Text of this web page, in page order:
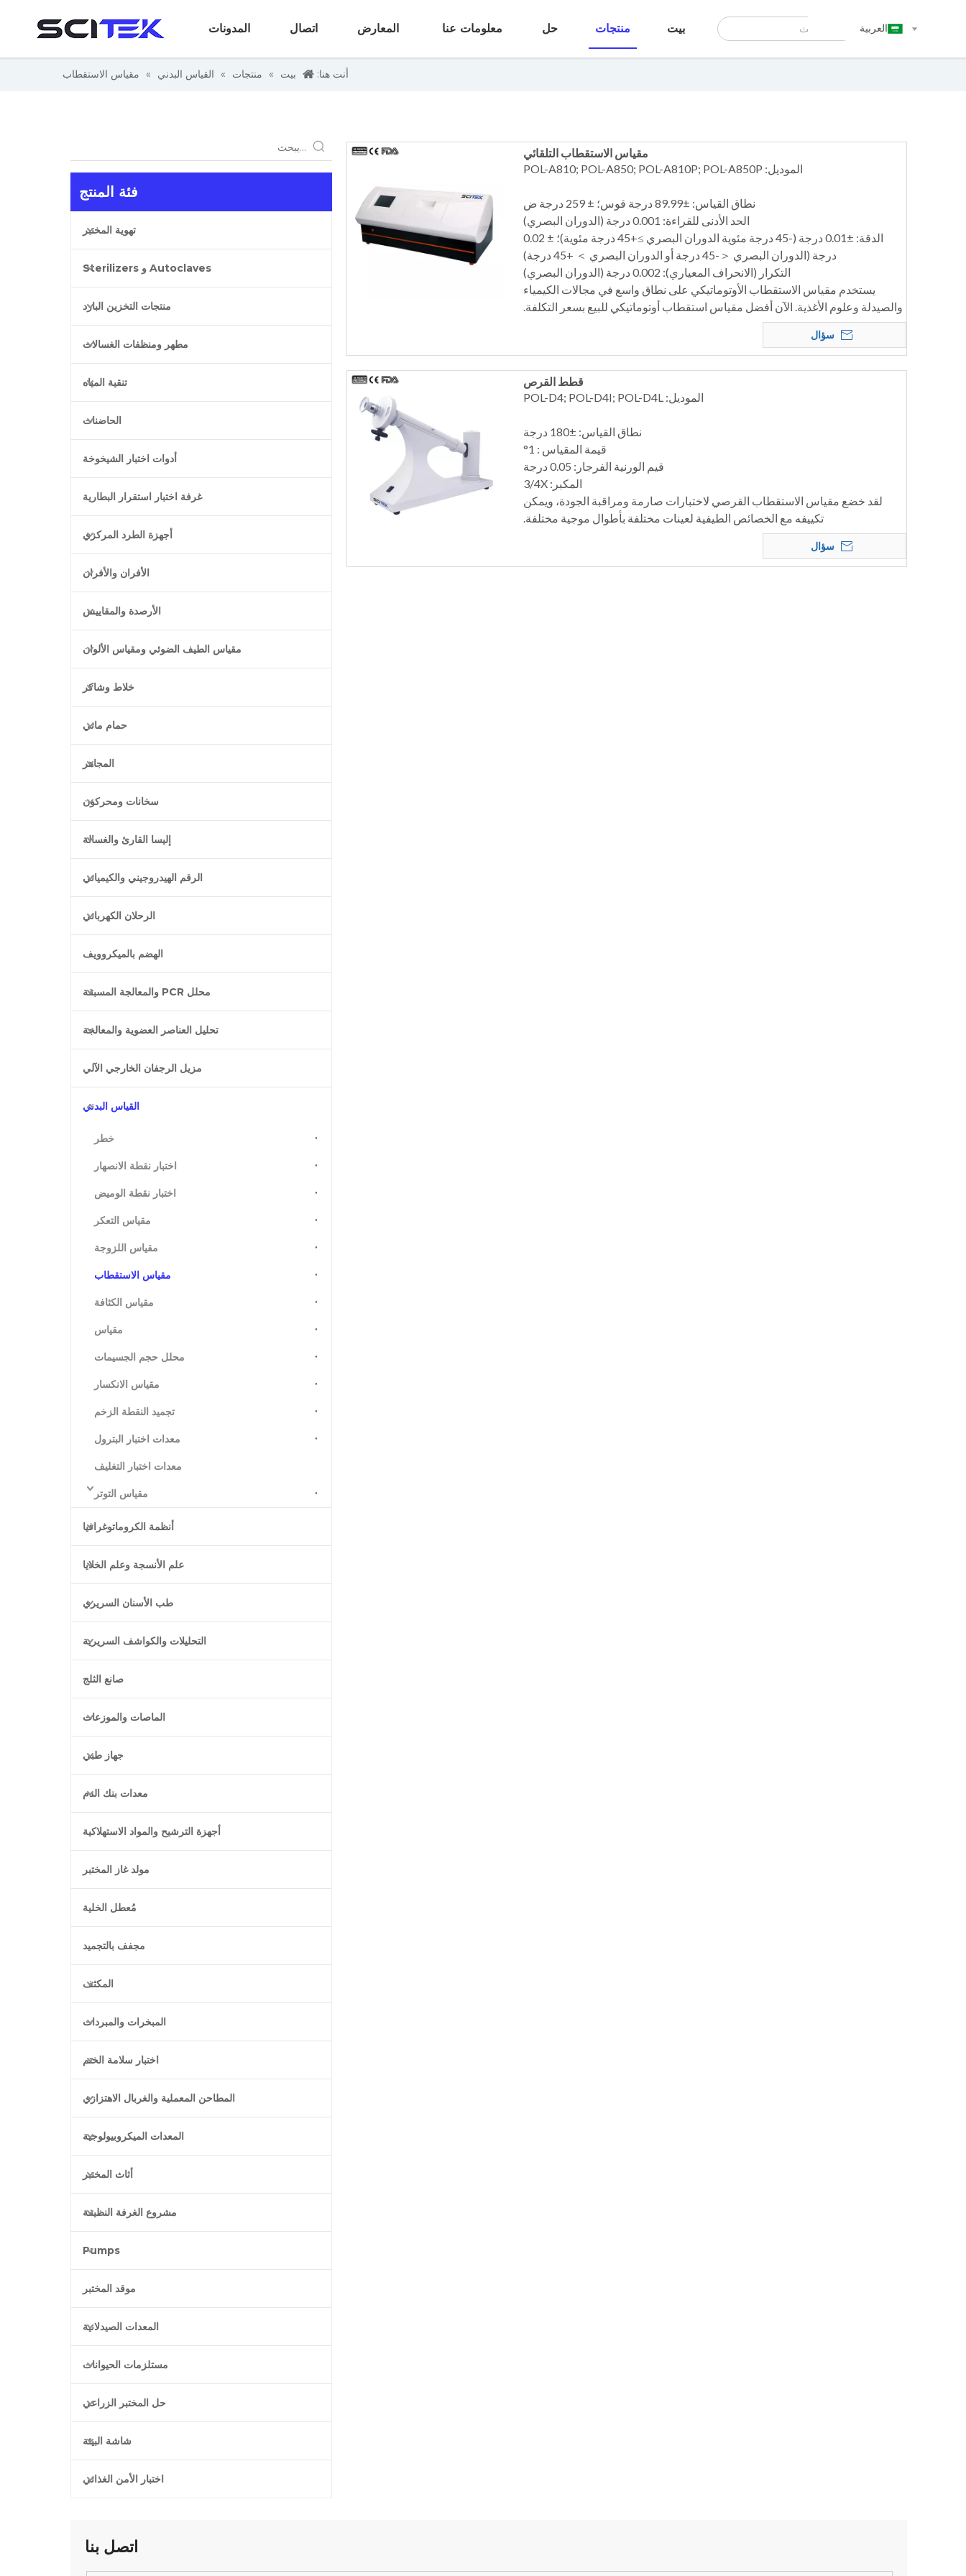
بيت منتجات حل معلومات عنا المعارض اتصال المدونات العربية
أنت هنا: بيت » منتجات » القياس البدني » مقياس الاستقطاب
فئة المنتج
تهوية المختبر
Autoclaves و Sterilizers
منتجات التخزين البارد
مطهر ومنظفات الغسالات
تنقية المياه
الحاضنات
أدوات اختبار الشيخوخة
غرفة اختبار استقرار البطارية
أجهزة الطرد المركزي
الأفران والأفران
الأرصدة والمقاييس
مقياس الطيف الضوئي ومقياس الألوان
خلاط وشاكر
حمام مائي
المجاهر
سخانات ومحركون
إليسا القارئ والغسالة
الرقم الهيدروجيني والكيميائي
الرحلان الكهربائي
الهضم بالميكروويف
محلل PCR والمعالجة المسبقة
تحليل العناصر العضوية والمعالجة
مزيل الرجفان الخارجي الآلي
القياس البدني
خطر
اختبار نقطة الانصهار
اختبار نقطة الوميض
مقياس التعكر
مقياس اللزوجة
مقياس الاستقطاب
مقياس الكثافة
مقياس
محلل حجم الجسيمات
مقياس الانكسار
تجميد النقطة الزخم
معدات اختبار البترول
معدات اختبار التغليف
مقياس التوتر
أنظمة الكروماتوغرافيا
علم الأنسجة وعلم الخلايا
طب الأسنان السريري
التحليلات والكواشف السريرية
صانع الثلج
الماصات والموزعات
جهاز طبي
معدات بنك الدم
أجهزة الترشيح والمواد الاستهلاكية
مولد غاز المختبر
مُعطل الخلية
مجفف بالتجميد
المكثف
المبخرات والمبردات
اختبار سلامة الختم
المطاحن المعملية والغربال الاهتزازي
المعدات الميكروبيولوجية
أثاث المختبر
مشروع الغرفة النظيفة
Pumps
موقد المختبر
المعدات الصيدلانية
مستلزمات الحيوانات
حل المختبر الزراعي
شاشة البيئة
اختبار الأمن الغذائي
مقياس الاستقطاب التلقائي
الموديل: POL-A810; POL-A850; POL-A810P; POL-A850P
نطاق القياس: ±89.99 درجة قوس؛ ± 259 درجة ض
الحد الأدنى للقراءة: 0.001 درجة (الدوران البصري)
الدقة: ±0.01 درجة (-45 درجة مئوية الدوران البصري ≥+45 درجة مئوية)؛ ± 0.02
درجة (الدوران البصري ＜-45 درجة أو الدوران البصري ＞ +45 درجة)
التكرار (الانحراف المعياري): 0.002 درجة (الدوران البصري)
يستخدم مقياس الاستقطاب الأوتوماتيكي على نطاق واسع في مجالات الكيمياء
والصيدلة وعلوم الأغذية. الآن أفضل مقياس استقطاب أوتوماتيكي للبيع بسعر التكلفة.
سؤال
قطط القرص
الموديل: POL-D4; POL-D4I; POL-D4L
نطاق القياس: ±180 درجة
قيمة المقياس : 1°
قيم الورنية الفرجار: 0.05 درجة
المكبر: 3/4X
لقد خضع مقياس الاستقطاب القرصي لاختبارات صارمة ومراقبة الجودة، ويمكن
تكييفه مع الخصائص الطيفية لعينات مختلفة بأطوال موجية مختلفة.
سؤال
اتصل بنا